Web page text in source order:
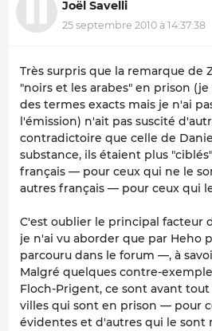
Joël Savelli
25 septembre 2010 à 14:37:38
Très surpris que la remarque de
"noirs et les arabes" en prison
des termes exacts mais je n'ai
l'émission) n'ait pas suscité
contradictoire que celle de
substance, ils étaient plus
français — pour ceux qui ne le
autres français — pour ceux qui
C'est oublier le principal facteur
je n'ai vu aborder que par Heho
parcouru dans le forum —, à
Malgré quelques contre-
Floch-Prigent, ce sont avant tout
villes qui sont en prison — pour
évidentes et d'autres qui le sont